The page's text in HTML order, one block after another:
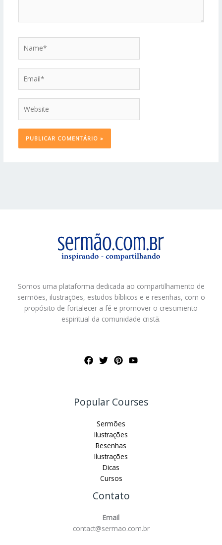
Somos uma plataforma dedicada ao compartilhamento de
sermões, ilustrações, estudos bíblicos e e resenhas, com o
propósito de fortalecer a fé e promover o crescimento
espiritual da comunidade cristã.
Popular Courses
Sermões
Ilustrações
Resenhas
Ilustrações
Dicas
Cursos
Contato
Email
contact@sermao.com.br